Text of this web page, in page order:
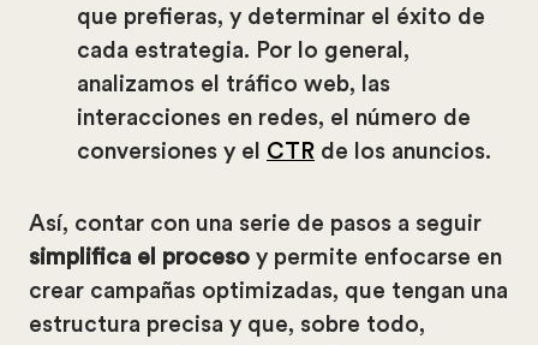
que prefieras, y determinar el éxito de
cada estrategia. Por lo general,
analizamos el tráfico web, las
interacciones en redes, el número de
conversiones y el CTR de los anuncios.
Así, contar con una serie de pasos a seguir
simplifica el proceso y permite enfocarse en
crear campañas optimizadas, que tengan una
estructura precisa y que, sobre todo,